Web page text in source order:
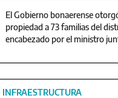
El Gobierno bonaerense
propiedad a 73 familias del
encabezado por el ministro
INFRAESTRUCTURA